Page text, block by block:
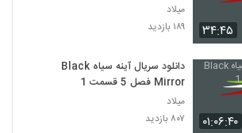
۳۴:۴۵
میلاد
۱۸۹ بازدید
۰۱:۰۶:۴۰
دانلود سریال آینه سیاه Black
Mirror فصل 5 قسمت 1
میلاد
۸۰۷ بازدید